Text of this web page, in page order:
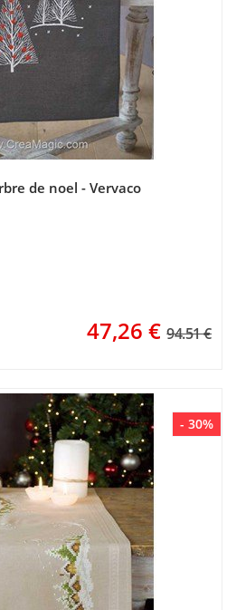
de noel - Vervaco
47,26 € 94.51 €
- 30%